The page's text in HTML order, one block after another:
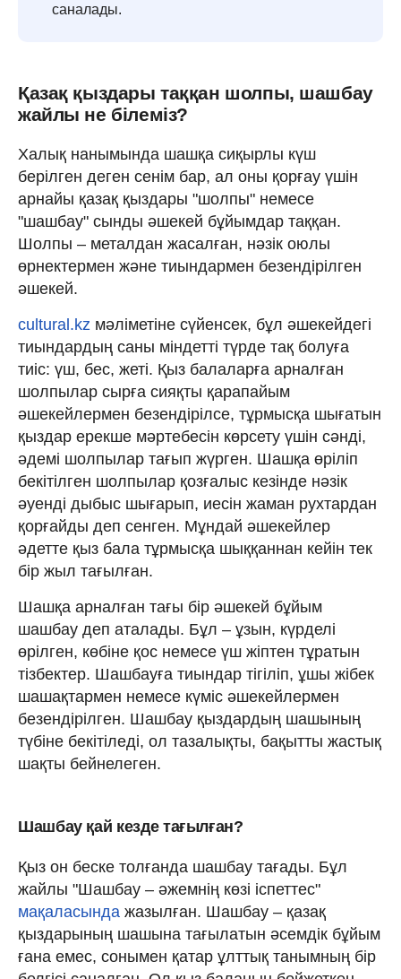
саналады.
Қазақ қыздары таққан шолпы, шашбау
жайлы не білеміз?
Халық нанымында шашқа сиқырлы күш
берілген деген сенім бар, ал оны қорғау үшін
арнайы қазақ қыздары "шолпы" немесе
"шашбау" сынды әшекей бұйымдар таққан.
Шолпы – металдан жасалған, нәзік оюлы
өрнектермен және тиындармен безендірілген
әшекей.
cultural.kz мәліметіне сүйенсек, бұл әшекейдегі
тиындардың саны міндетті түрде тақ болуға
тиіс: үш, бес, жеті. Қыз балаларға арналған
шолпылар сырға сияқты қарапайым
әшекейлермен безендірілсе, тұрмысқа шығатын
қыздар ерекше мәртебесін көрсету үшін сәнді,
әдемі шолпылар тағып жүрген. Шашқа өріліп
бекітілген шолпылар қозғалыс кезінде нәзік
әуенді дыбыс шығарып, иесін жаман рухтардан
қорғайды деп сенген. Мұндай әшекейлер
әдетте қыз бала тұрмысқа шыққаннан кейін тек
бір жыл тағылған.
Шашқа арналған тағы бір әшекей бұйым
шашбау деп аталады. Бұл – ұзын, күрделі
өрілген, көбіне қос немесе үш жіптен тұратын
тізбектер. Шашбауға тиындар тігіліп, ұшы жібек
шашақтармен немесе күміс әшекейлермен
безендірілген. Шашбау қыздардың шашының
түбіне бекітіледі, ол тазалықты, бақытты жастық
шақты бейнелеген.
Шашбау қай кезде тағылған?
Қыз он беске толғанда шашбау тағады. Бұл
жайлы "Шашбау – әжемнің көзі іспеттес"
мақаласында жазылған. Шашбау – қазақ
қыздарының шашына тағылатын әсемдік бұйым
ғана емес, сонымен қатар ұлттық танымның бір